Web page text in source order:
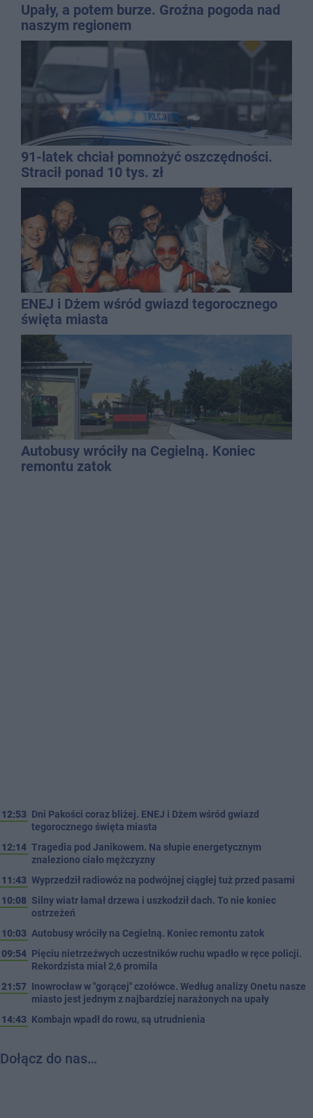
Upały, a potem burze. Groźna pogoda nad
naszym regionem
91-latek chciał pomnożyć oszczędności.
Stracił ponad 10 tys. zł
ENEJ i Dżem wśród gwiazd tegorocznego
święta miasta
Autobusy wróciły na Cegielną. Koniec
remontu zatok
12:53 Dni Pakości coraz bliżej. ENEJ i Dżem wśród gwiazd
tegorocznego święta miasta
12:14 Tragedia pod Janikowem. Na słupie energetycznym
znaleziono ciało mężczyzny
11:43 Wyprzedził radiowóz na podwójnej ciągłej tuż przed pasami
10:08 Silny wiatr łamał drzewa i uszkodził dach. To nie koniec
ostrzeżeń
10:03 Autobusy wróciły na Cegielną. Koniec remontu zatok
09:54 Pięciu nietrzeźwych uczestników ruchu wpadło w ręce policji.
Rekordzista miał 2,6 promila
21:57 Inowrocław w "gorącej" czołówce. Według analizy Onetu nasze
miasto jest jednym z najbardziej narażonych na upały
14:43 Kombajn wpadł do rowu, są utrudnienia
Dołącz do nas…